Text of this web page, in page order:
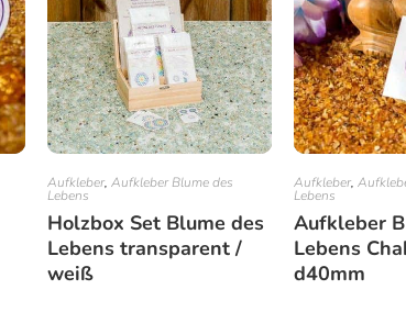
Aufkleber, Aufkleber Blume des
Lebens
Holzbox Set Blume des
Lebens transparent /
weiß
Aufkleber,
Lebens
Aufkleber
Lebens
d40mm